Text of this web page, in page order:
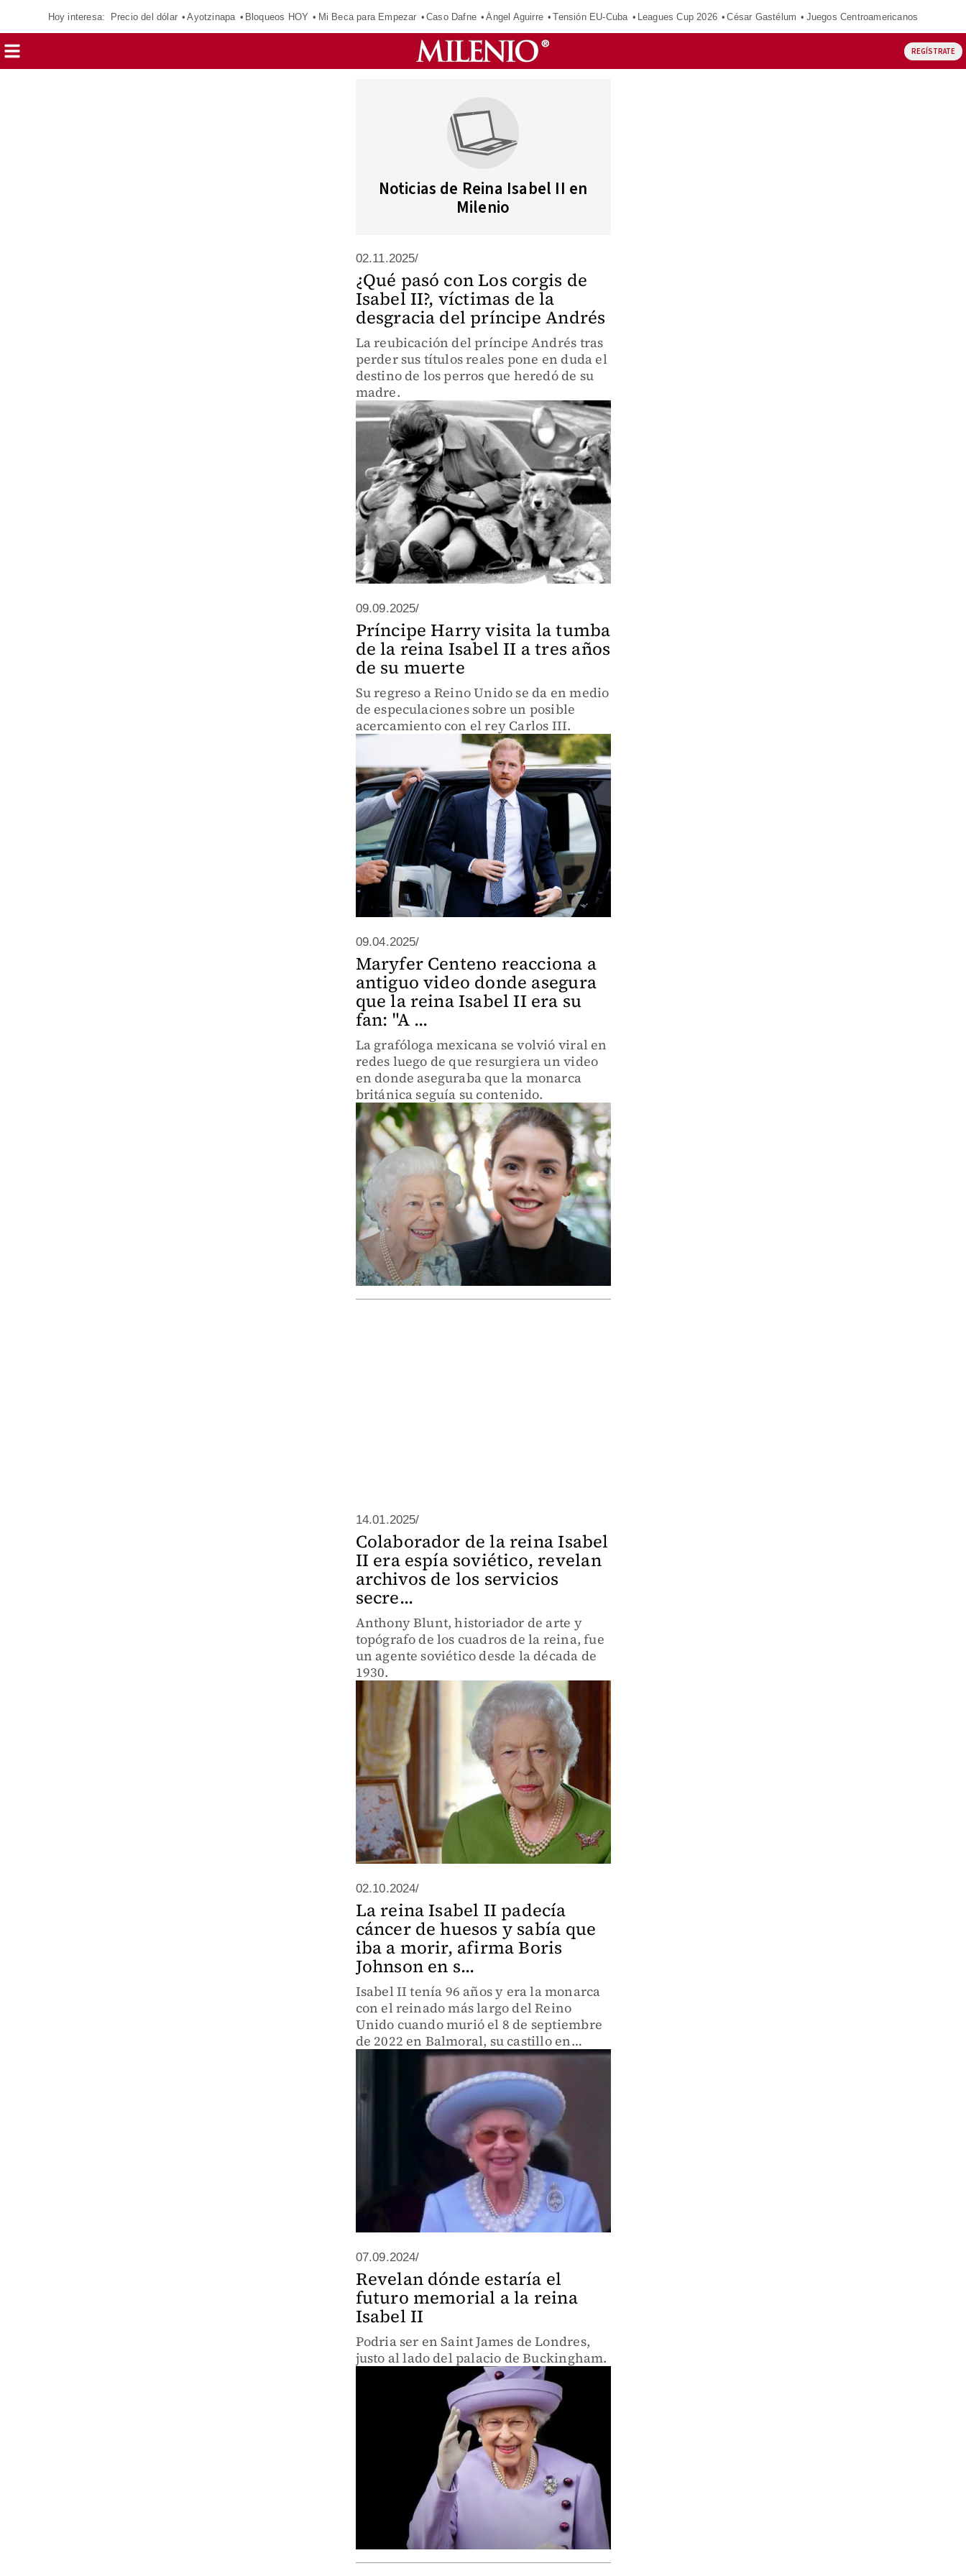
Hoy interesa: Precio del dólar Ayotzinapa Bloqueos HOY Mi Beca para Empezar Caso Dafne Ángel Aguirre Tensión EU-Cuba Leagues Cup 2026 César Gastélum Juegos Centroamericanos
REGÍSTRATE
Noticias de Reina Isabel II en
Milenio
02.11.2025/
¿Qué pasó con Los corgis de
Isabel II?, víctimas de la
desgracia del príncipe Andrés
La reubicación del príncipe Andrés tras
perder sus títulos reales pone en duda el
destino de los perros que heredó de su
madre.
09.09.2025/
Príncipe Harry visita la tumba
de la reina Isabel II a tres años
de su muerte
Su regreso a Reino Unido se da en medio
de especulaciones sobre un posible
acercamiento con el rey Carlos III.
09.04.2025/
Maryfer Centeno reacciona a
antiguo video donde asegura
que la reina Isabel II era su
fan: "A ...
La grafóloga mexicana se volvió viral en
redes luego de que resurgiera un video
en donde aseguraba que la monarca
británica seguía su contenido.
14.01.2025/
Colaborador de la reina Isabel
II era espía soviético, revelan
archivos de los servicios
secre...
Anthony Blunt, historiador de arte y
topógrafo de los cuadros de la reina, fue
un agente soviético desde la década de
1930.
02.10.2024/
La reina Isabel II padecía
cáncer de huesos y sabía que
iba a morir, afirma Boris
Johnson en s...
Isabel II tenía 96 años y era la monarca
con el reinado más largo del Reino
Unido cuando murió el 8 de septiembre
de 2022 en Balmoral, su castillo en
07.09.2024/
Revelan dónde estaría el
futuro memorial a la reina
Isabel II
Podria ser en Saint James de Londres,
justo al lado del palacio de Buckingham.